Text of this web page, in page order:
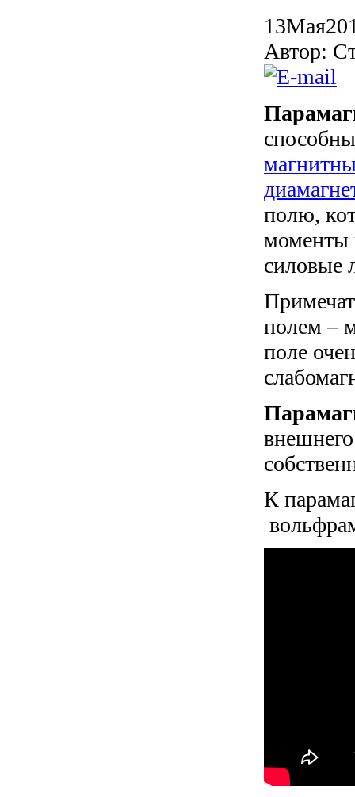
13Мая
Автор:
полю,
моменты
силовые
полем –
поле
К